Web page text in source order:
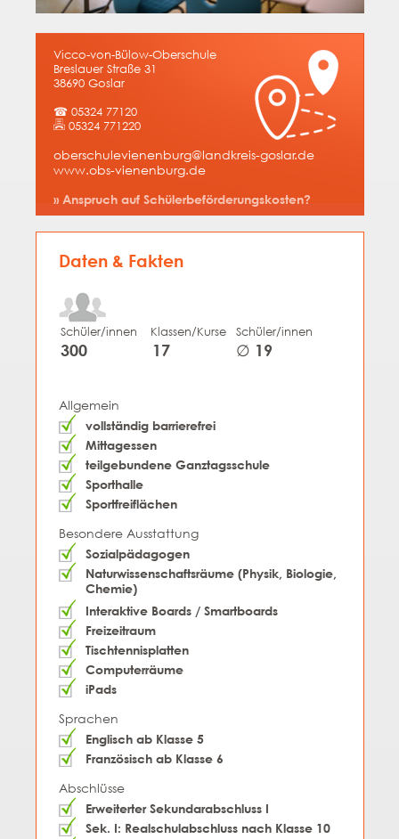
Vicco-von-Bülow-Oberschule
Breslauer Straße 31
38690 Goslar
☎ 05324 77120
05324 771220
oberschulevienenburg@landkreis-goslar.de
www.obs-vienenburg.de
» Anspruch auf Schülerbeförderungskosten?
Daten & Fakten
Schüler/innen Klassen/Kurse Schüler/innen
300 17 ∅ 19
Allgemein
vollständig barrierefrei
Mittagessen
teilgebundene Ganztagsschule
Sporthalle
Sportfreiflächen
Besondere Ausstattung
Sozialpädagogen
Naturwissenschaftsräume (Physik, Biologie,
Chemie)
Interaktive Boards / Smartboards
Freizeitraum
Tischtennisplatten
Computerräume
iPads
Sprachen
Englisch ab Klasse 5
Französisch ab Klasse 6
Abschlüsse
Erweiterter Sekundarabschluss I
Sek. I: Realschulabschluss nach Klasse 10